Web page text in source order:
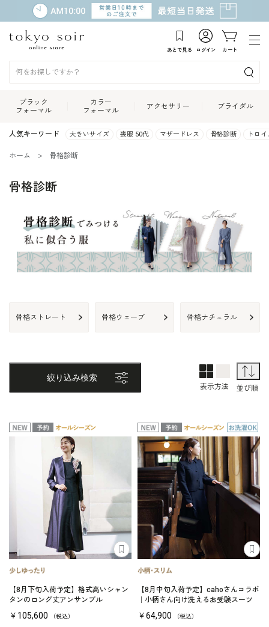
あとで見る ログイン カート
ブラック
フォーマル
カラー
フォーマル
アクセサリー ブライダル
人気キーワード 大きいサイズ 喪服 50代 マザードレス 骨格診断 トロ
ホーム 骨格診断
骨格診断
骨格ストレート 骨格ウェーブ 骨格ナチュラル
絞り込み検索
表示方法
1列表示
並び順
【8月下旬入荷予定】格式高いシャン
タンのロング丈アンサンブル
￥105,600 （税込）
【8月中旬入荷予定】cahoさんコラボ
｜小柄さん向け洗えるお受験スーツ
￥64,900 （税込）